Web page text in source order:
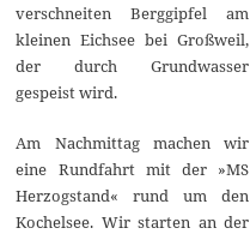
verschneiten Berggipfel am
kleinen Eichsee bei Großweil,
der durch Grundwasser
gespeist wird.
Am Nachmittag machen wir
eine Rundfahrt mit der »MS
Herzogstand« rund um den
Kochelsee. Wir starten an der